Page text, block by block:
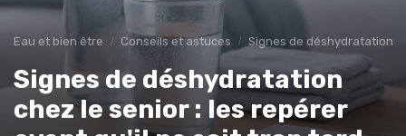
Eau et bien être Conseils et astuces Signes de déshydratation
Signes de déshydratation
chez le senior : les repérer